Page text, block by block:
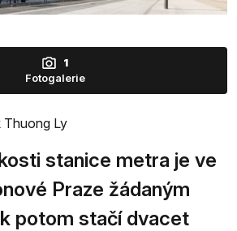
1
Fotogalerie
Thuong Ly
stanice metra je ve
Praze žádaným
potom stačí dvacet